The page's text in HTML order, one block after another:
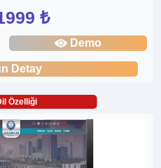
₺
Demo
Detay
Özelliği